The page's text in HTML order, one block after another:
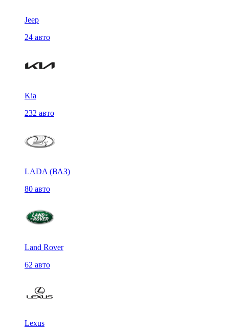
Jeep
24 авто
Kia
232 авто
LADA (ВАЗ)
80 авто
Land Rover
62 авто
Lexus